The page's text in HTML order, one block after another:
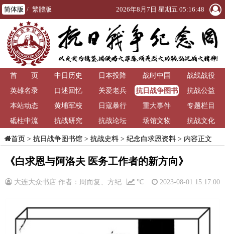
简体版 / 繁體版 2026年8月7日 星期五 05:16:48
首 页 中日历史 日本投降 战时中国
战线战役
英雄名录
口述回忆 关爱老兵
抗日战争图书
馆
抗战公益
本站动态
黄埔军校 日寇暴行 重大事件
专题栏目
砥柱中流
抗战研究 抗战论坛 场馆文物 抗战文化
首页> 抗日战争图书馆> 抗战史料> 纪念白求恩资料> 内容正文
《白求恩与阿洛夫 医务工作者的新方向》
大连大众书店 作者：周而复、方纪 2023-08-01 15:17:00
℃